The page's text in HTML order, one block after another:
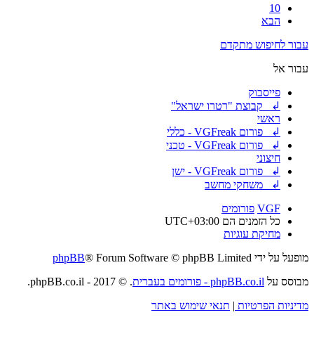
10
הבא
עבור לחיפוש מתקדם
עבור אל
פייסבוק
↲ קבוצת "רטרו ישראל"
ראשי
↲ פורום VGFreak - כללי
↲ פורום VGFreak - טכני
חיצוני
↲ פורום VGFreak - ישן
↲ משחקי מחשב
VGF פורומים
כל הזמנים הם UTC+03:00
מחיקת עוגיות
מופעל על ידי
phpBB® Forum Software © phpBB Limited
מבוסס על phpBB.co.il - פורומים בעברית
. © 2017 - phpBB.co.il.
מדיניות הפרטיות | תנאי שימוש באתר